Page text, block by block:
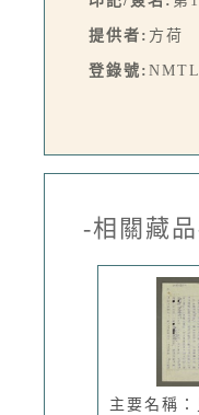
提供者: 方荷
登錄號:
-相關藏
主要名稱